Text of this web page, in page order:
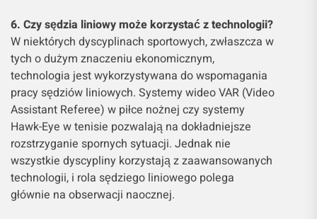
6. Czy sędzia liniowy może korzystać z technologii?
W niektórych dyscyplinach sportowych, zwłaszcza w
tych o dużym znaczeniu ekonomicznym,
technologia jest wykorzystywana do wspomagania
pracy sędziów liniowych. Systemy wideo VAR (Video
Assistant Referee) w piłce nożnej czy systemy
Hawk-Eye w tenisie pozwalają na dokładniejsze
rozstrzyganie spornych sytuacji. Jednak nie
wszystkie dyscypliny korzystają z zaawansowanych
technologii, i rola sędziego liniowego polega
głównie na obserwacji naocznej.